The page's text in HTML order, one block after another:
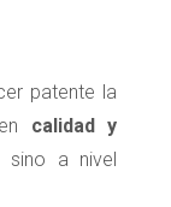
patente la
calidad y
a nivel